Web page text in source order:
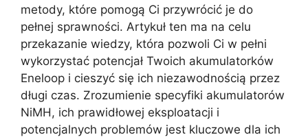
metody, które pomogą Ci przywrócić je do
pełnej sprawności. Artykuł ten ma na celu
przekazanie wiedzy, która pozwoli Ci w pełni
wykorzystać potencjał Twoich akumulatorków
Eneloop i cieszyć się ich niezawodnością przez
długi czas. Zrozumienie specyfiki akumulatorów
NiMH, ich prawidłowej eksploatacji i
potencjalnych problemów jest kluczowe dla ich